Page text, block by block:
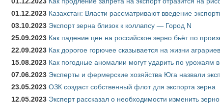
01.12.2023 Казахстан: Власти рассматривают введение
03.10.2023 Экспорт зерна близок к коллапсу — Город N
25.09.2023 Как падение цен на российское зерно бьёт по
22.09.2023 Как дорогое горючее сказывается на жизни аграриев
15.08.2023 Как погодные аномалии могут ударить по урожаям
07.06.2023 Эксперты и фермерские хозяйства Юга назвали
23.05.2023 ОЗК создаст собственный флот для экспорта зерна
12.05.2023 Эксперт рассказал о необходимости изменить